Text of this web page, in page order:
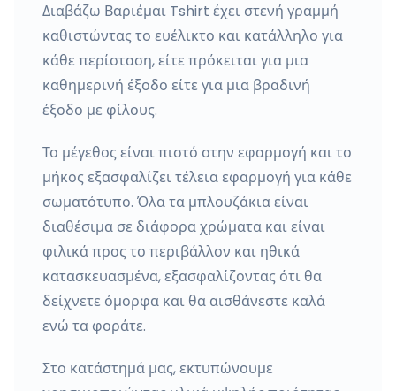
Διαβάζω Βαριέμαι Tshirt έχει στενή γραμμή
καθιστώντας το ευέλικτο και κατάλληλο για
κάθε περίσταση, είτε πρόκειται για μια
καθημερινή έξοδο είτε για μια βραδινή
έξοδο με φίλους.
Το μέγεθος είναι πιστό στην εφαρμογή και το
μήκος εξασφαλίζει τέλεια εφαρμογή για κάθε
σωματότυπο. Όλα τα μπλουζάκια είναι
διαθέσιμα σε διάφορα χρώματα και είναι
φιλικά προς το περιβάλλον και ηθικά
κατασκευασμένα, εξασφαλίζοντας ότι θα
δείχνετε όμορφα και θα αισθάνεστε καλά
ενώ τα φοράτε.
Στο κατάστημά μας, εκτυπώνουμε